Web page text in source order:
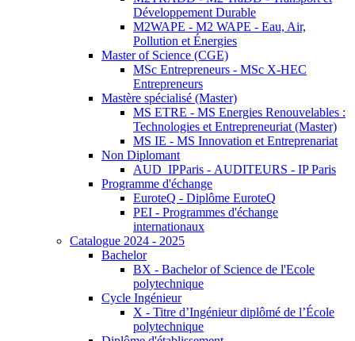
Développement Durable
M2WAPE - M2 WAPE - Eau, Air,
Pollution et Énergies
Master of Science (CGE)
MSc Entrepreneurs - MSc X-HEC
Entrepreneurs
Mastère spécialisé (Master)
MS ETRE - MS Energies Renouvelables :
Technologies et Entrepreneuriat (Master)
MS IE - MS Innovation et Entreprenariat
Non Diplomant
AUD_IPParis - AUDITEURS - IP Paris
Programme d'échange
EuroteQ - Diplôme EuroteQ
PEI - Programmes d'échange
internationaux
Catalogue 2024 - 2025
Bachelor
BX - Bachelor of Science de l'Ecole
polytechnique
Cycle Ingénieur
X - Titre d’Ingénieur diplômé de l’École
polytechnique